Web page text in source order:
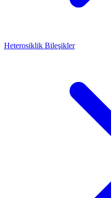
Heterosiklik Bileşikler